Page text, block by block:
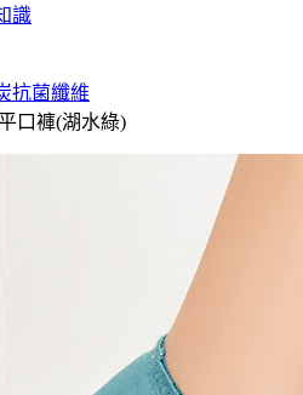
識
抗菌纖維
口褲(湖水綠)